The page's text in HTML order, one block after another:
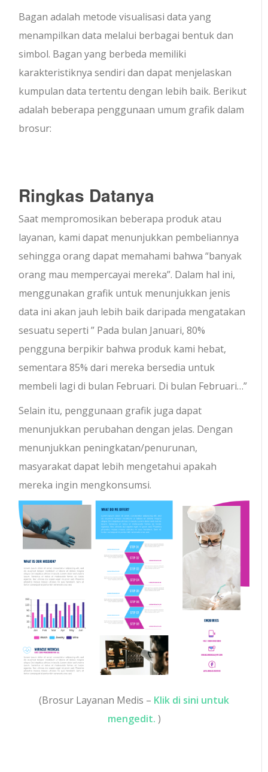
Bagan adalah metode visualisasi data yang
menampilkan data melalui berbagai bentuk dan
simbol. Bagan yang berbeda memiliki
karakteristiknya sendiri dan dapat menjelaskan
kumpulan data tertentu dengan lebih baik. Berikut
adalah beberapa penggunaan umum grafik dalam
brosur:
Ringkas Datanya
Saat mempromosikan beberapa produk atau
layanan, kami dapat menunjukkan pembeliannya
sehingga orang dapat memahami bahwa “banyak
orang mau mempercayai mereka”. Dalam hal ini,
menggunakan grafik untuk menunjukkan jenis
data ini akan jauh lebih baik daripada mengatakan
sesuatu seperti ” Pada bulan Januari, 80%
pengguna berpikir bahwa produk kami hebat,
sementara 85% dari mereka bersedia untuk
membeli lagi di bulan Februari. Di bulan Februari…”
Selain itu, penggunaan grafik juga dapat
menunjukkan perubahan dengan jelas. Dengan
menunjukkan peningkatan/penurunan,
masyarakat dapat lebih mengetahui apakah
mereka ingin mengkonsumsi.
(Brosur Layanan Medis – Klik di sini untuk
mengedit. )